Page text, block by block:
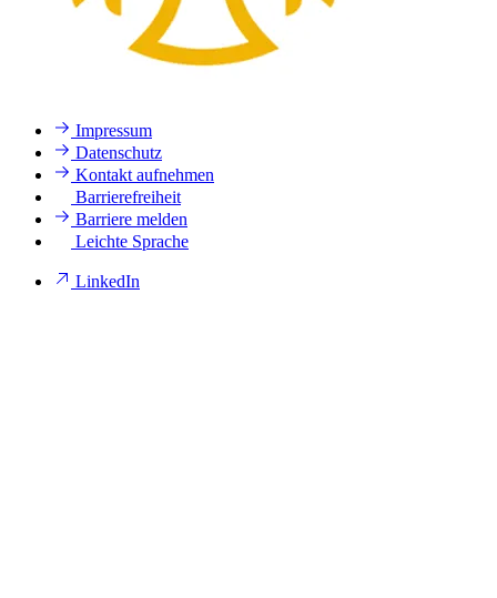
Impressum
Datenschutz
Kontakt aufnehmen
Barrierefreiheit
Barriere melden
Leichte Sprache
LinkedIn